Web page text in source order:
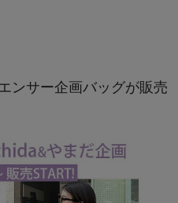
ンサー企画バッグが販売